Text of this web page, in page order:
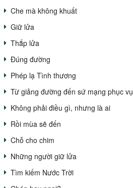
Che mà không khuất
Giữ lửa
Thắp lửa
Đúng đường
Phép lạ Tình thương
Từ giảng đường đến sứ mạng phục vụ
Không phải điều gì, nhưng là ai
Rồi mùa sẽ đến
Chỗ cho chim
Những người giữ lửa
Tìm kiếm Nước Trời